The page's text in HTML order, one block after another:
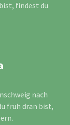
findest du
nach
früh dran bist,